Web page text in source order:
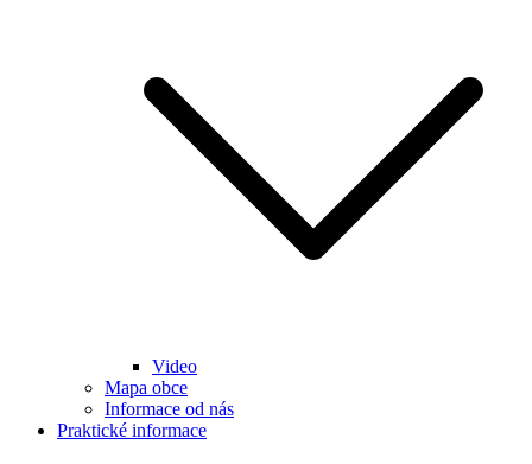
Video
Mapa obce
Informace od nás
Praktické informace